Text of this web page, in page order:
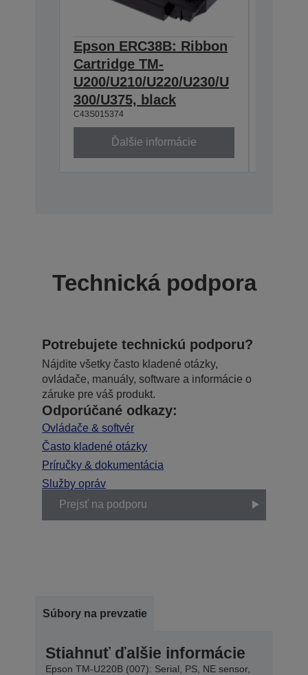
Epson ERC38B: Ribbon
Cartridge TM-
U200/U210/U220/U230/U
300/U375, black
C43S015374
Ďalšie informácie
Technická podpora
Potrebujete technickú podporu?
Nájdite všetky často kladené otázky,
ovládače, manuály, software a informácie o
záruke pre váš produkt.
Odporúčané odkazy:
Ovládače & softvér
Často kladené otázky
Príručky & dokumentácia
Služby opráv
Prejsť na podporu
Súbory na prevzatie
Stiahnuť ďalšie informácie
Epson TM-U220B (007): Serial, PS, NE sensor,